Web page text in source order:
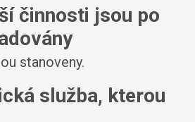
činnosti jsou po
stanoveny.
služba, kterou